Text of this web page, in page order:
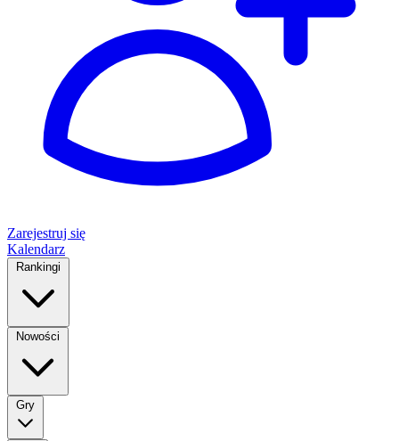
Zarejestruj się
Kalendarz
Rankingi
Nowości
Gry